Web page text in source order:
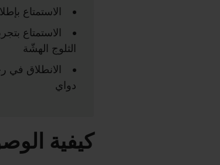
الاستمتاع
الاستمتاع
الثلوج الهشّة
الانطلاق في
دواي
كيفية